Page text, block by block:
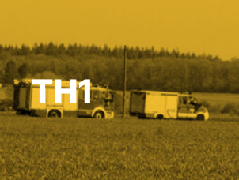
TH1